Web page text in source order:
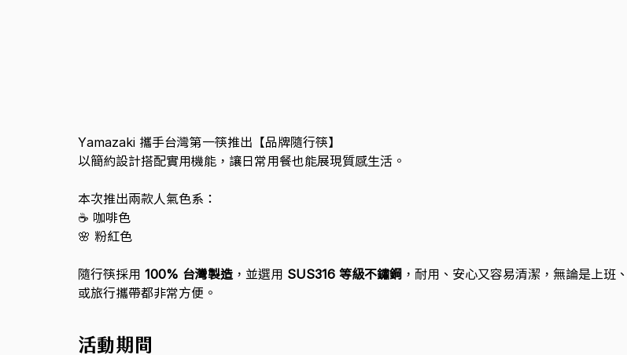
Yamazaki 攜手台灣第一筷推出【品牌隨行筷】
以簡約設計搭配實用機能，讓日常用餐也能展現質感生活。
本次推出兩款人氣色系：
☕ 咖啡色
🌸 粉紅色
隨行筷採用 100% 台灣製造，並選用 SUS316 等級不鏽鋼 ，耐用、安心又容易清潔，無論是上班
或旅行攜帶都非常方便。
活動期間